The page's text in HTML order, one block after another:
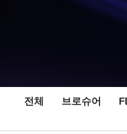
전체 브로슈어